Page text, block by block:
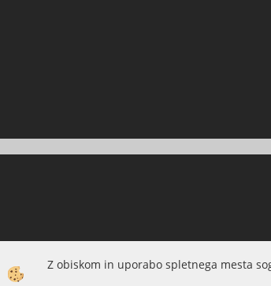
Z obiskom in uporabo spletnega mesta